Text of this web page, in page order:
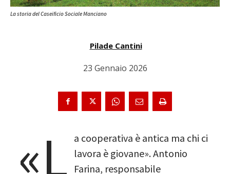
La storia del Caseificio Sociale Manciano
Pilade Cantini
23 Gennaio 2026
«L a cooperativa è antica ma chi ci
lavora è giovane». Antonio
Farina, responsabile